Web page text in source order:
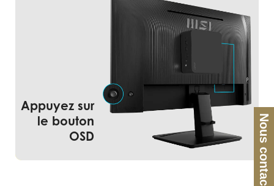
Appuyez sur
le bouton
OSD
Allumez l'écran et le mini PC en
Efficace, intuitif et pratique !
Nous contacter